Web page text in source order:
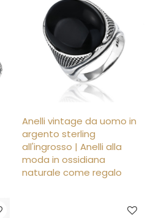
Anelli vintage da uomo in
argento sterling
all'ingrosso | Anelli alla
moda in ossidiana
naturale come regalo